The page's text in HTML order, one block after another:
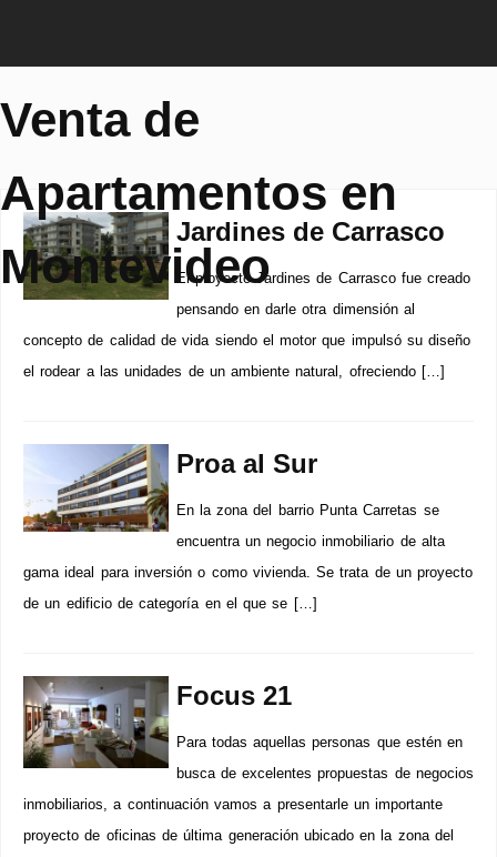
Venta de
Apartamentos en
Montevideo
Jardines de Carrasco
El proyecto Jardines de Carrasco fue creado
pensando en darle otra dimensión al
concepto de calidad de vida siendo el motor que impulsó su diseño
el rodear a las unidades de un ambiente natural, ofreciendo […]
Proa al Sur
En la zona del barrio Punta Carretas se
encuentra un negocio inmobiliario de alta
gama ideal para inversión o como vivienda. Se trata de un proyecto
de un edificio de categoría en el que se […]
Focus 21
Para todas aquellas personas que estén en
busca de excelentes propuestas de negocios
inmobiliarios, a continuación vamos a presentarle un importante
proyecto de oficinas de última generación ubicado en la zona del